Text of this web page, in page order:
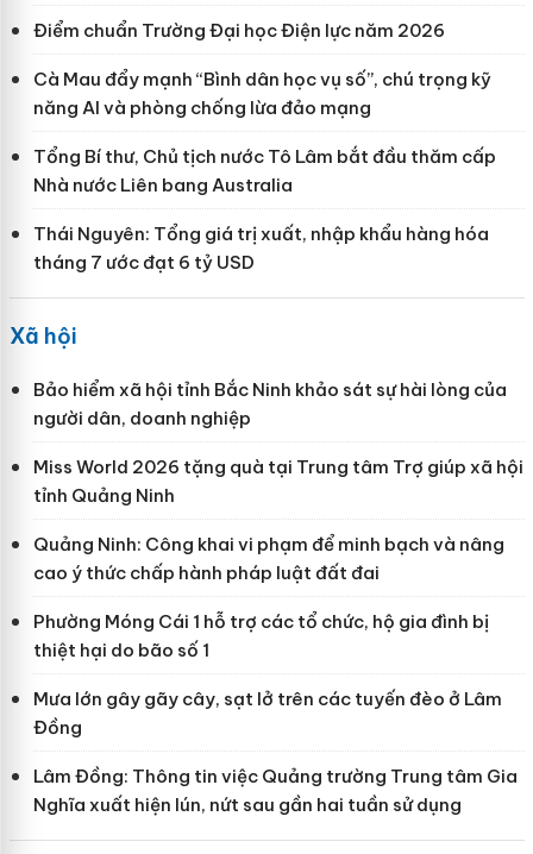
Điểm chuẩn Trường Đại học Điện lực năm 2026
Cà Mau đẩy mạnh “Bình dân học vụ số”, chú trọng kỹ
năng AI và phòng chống lừa đảo mạng
Tổng Bí thư, Chủ tịch nước Tô Lâm bắt đầu thăm cấp
Nhà nước Liên bang Australia
Thái Nguyên: Tổng giá trị xuất, nhập khẩu hàng hóa
tháng 7 ước đạt 6 tỷ USD
Xã hội
Bảo hiểm xã hội tỉnh Bắc Ninh khảo sát sự hài lòng của
người dân, doanh nghiệp
Miss World 2026 tặng quà tại Trung tâm Trợ giúp xã hội
tỉnh Quảng Ninh
Quảng Ninh: Công khai vi phạm để minh bạch và nâng
cao ý thức chấp hành pháp luật đất đai
Phường Móng Cái 1 hỗ trợ các tổ chức, hộ gia đình bị
thiệt hại do bão số 1
Mưa lớn gây gãy cây, sạt lở trên các tuyến đèo ở Lâm
Đồng
Lâm Đồng: Thông tin việc Quảng trường Trung tâm Gia
Nghĩa xuất hiện lún, nứt sau gần hai tuần sử dụng